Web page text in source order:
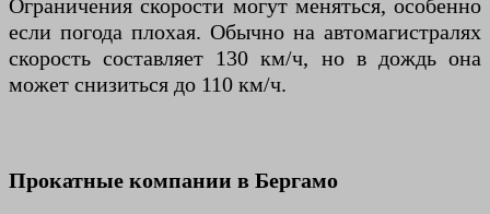
Ограничения скорости могут меняться, особенно
если погода плохая. Обычно на автомагистралях
скорость составляет 130 км/ч, но в дождь она
может снизиться до 110 км/ч.
Прокатные компании в Бергамо